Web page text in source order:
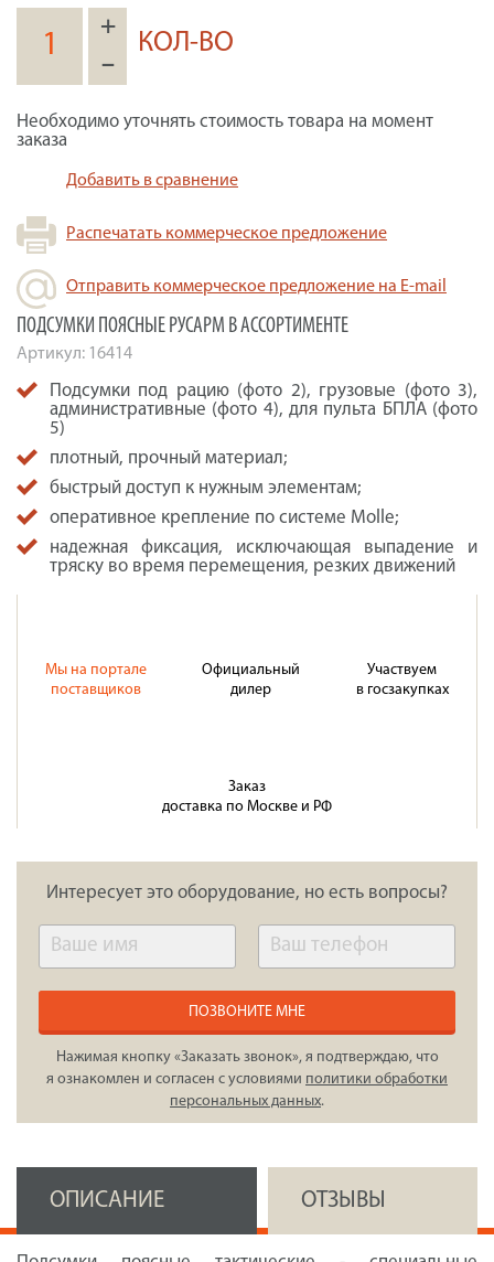
+
–
КОЛ-ВО
Необходимо уточнять стоимость товара на момент
заказа
Добавить в сравнение
Распечатать коммерческое предложение
Отправить коммерческое предложение на E-mail
ПОДСУМКИ ПОЯСНЫЕ РУСАРМ В АССОРТИМЕНТЕ
Артикул: 16414
Подсумки под рацию (фото 2), грузовые (фото 3),
административные (фото 4), для пульта БПЛА (фото
5)
плотный, прочный материал;
быстрый доступ к нужным элементам;
оперативное крепление по системе Molle;
надежная фиксация, исключающая выпадение и
тряску во время перемещения, резких движений
Мы на портале
поставщиков
Официальный
дилер
Участвуем
в госзакупках
Заказ
доставка по Москве и РФ
Интересует это оборудование, но есть вопросы?
ПОЗВОНИТЕ МНЕ
Нажимая кнопку «Заказать звонок», я подтверждаю, что
я ознакомлен и согласен с условиями политики обработки
персональных данных.
ОПИСАНИЕ ОТЗЫВЫ